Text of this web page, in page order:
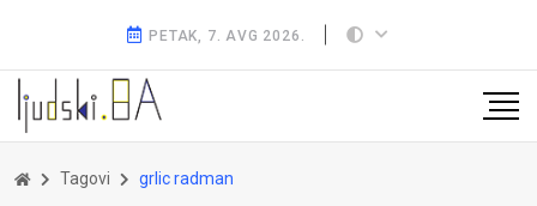
PETAK, 7. AVG 2026.
Tagovi grlic radman